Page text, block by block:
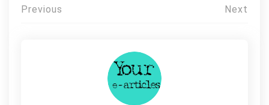
Πλοήγηση
Previous Next